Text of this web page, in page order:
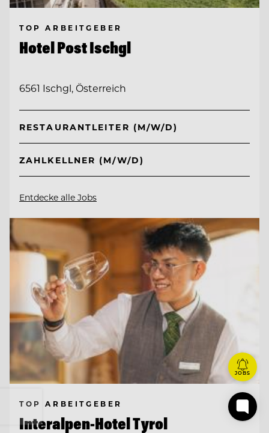
TOP ARBEITGEBER
Hotel Post Ischgl
6561 Ischgl, Österreich
RESTAURANTLEITER (M/W/D)
ZAHLKELLNER (M/W/D)
Entdecke alle Jobs
TOP ARBEITGEBER
Interalpen-Hotel Tyrol
JOBS